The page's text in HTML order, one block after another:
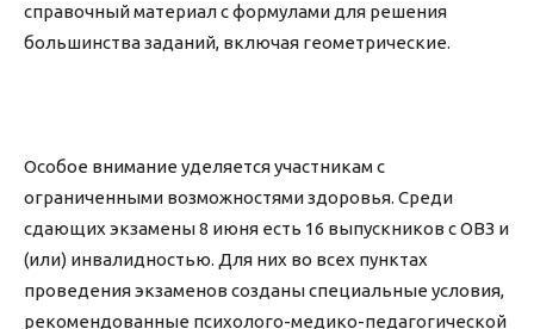
справочный материал с формулами для решения
большинства заданий, включая геометрические.
Особое внимание уделяется участникам с
ограниченными возможностями здоровья. Среди
сдающих экзамены 8 июня есть 16 выпускников с ОВЗ и
(или) инвалидностью. Для них во всех пунктах
проведения экзаменов созданы специальные условия,
рекомендованные психолого-медико-педагогической